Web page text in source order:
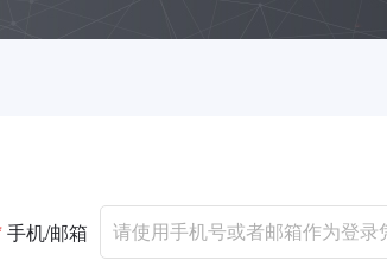
手机/邮箱